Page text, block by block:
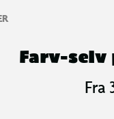
Farv-
Fra